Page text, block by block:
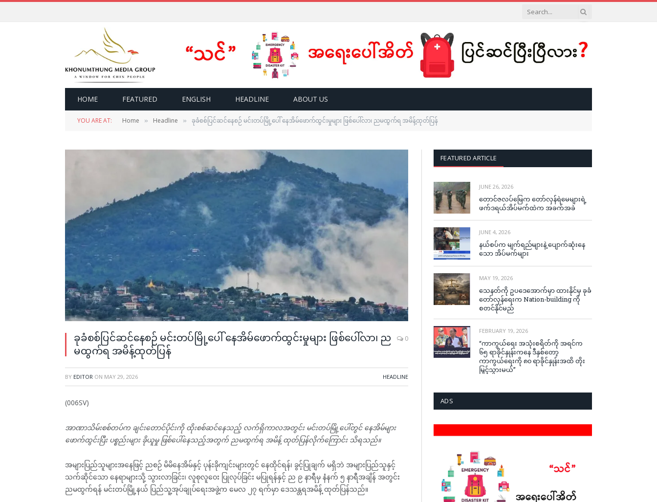
HOME FEATURED ENGLISH HEADLINE ABOUT US
YOU ARE AT: Home » Headline » ခုခံစစ်ပြင်ဆင်နေစဉ် မင်းတပ်မြို့ပေါ် နေအိမ်ဖောက်ထွင်းမှုများ ဖြစ်ပေါ်လာ၊ ညမထွက်ရ အမိန့်ထုတ်ပြန်
ခုခံစစ်ပြင်ဆင်နေစဉ် မင်းတပ်မြို့ပေါ် နေအိမ်ဖောက်ထွင်းမှုများ ဖြစ်ပေါ်လာ၊ ည
မထွက်ရ အမိန့်ထုတ်ပြန်
0
BY EDITOR ON MAY 29, 2026 HEADLINE
(006SV)
အာဏာသိမ်းစစ်တပ်က ချင်းတောင်ပိုင်းကို ထိုးစစ်ဆင်နေသည့် လက်ရှိကာလအတွင်း မင်းတပ်မြို့ပေါ်တွင် နေအိမ်များ
ဖောက်ထွင်းပြီး ပစ္စည်းများ ခိုယူမှု ဖြစ်ပေါ်နေသည့်အတွက် ညမထွက်ရ အမိန့် ထုတ်ပြန်လိုက်ကြောင်း သိရသည်။
အများပြည်သူများအနေဖြင့် ညစဉ် မိမိနေအိမ်နှင့် ပုန်းခိုကျင်းများတွင် နေထိုင်ရန်၊ ခွင့်ပြုချက် မရှိဘဲ အများပြည်သူနှင့်
သက်ဆိုင်သော နေရာများသို့ သွားလာခြင်း၊ လူစုလူဝေး ပြုလုပ်ခြင်း မပြုရန်နှင့် ည ၉ နာရီမှ နံနက် ၅ နာရီအချိန် အတွင်း
ညမထွက်ရန် မင်းတပ်မြို့နယ် ပြည်သူ့အုပ်ချုပ်ရေးအဖွဲ့က မေလ ၂၇ ရက်မှာ ဒေသန္တရအမိန့် ထုတ်ပြန်သည်။
FEATURED ARTICLE
JUNE 26, 2026
တောင်ဇလပ်မြေက တော်လှန်ရဲမေများရဲ့
ဖက်ဒရယ်အိပ်မက်ထဲက အခက်အခဲ
JUNE 4, 2026
နယ်စပ်က မျက်ရည်များနဲ့ ပျောက်ဆုံးနေ
သော အိပ်မက်များ
MAY 19, 2026
သေနတ်ကို ဥပဒေအောက်မှာ ထားနိုင်မှ ခုခံ
တော်လှန်ရေးက Nation-building ကို
စတင်နိုင်မည်
FEBRUARY 19, 2026
“ကာကွယ်ရေး အသုံးစရိတ်ကို အရင်က
၆၅ ရာခိုင်နှုန်းကနေ ဒီနှစ်တော့
ကာကွယ်ရေးကို ၈၀ ရာခိုင်နှုန်းအထိ တိုး
မြှင့်သွားမယ်”
ADS